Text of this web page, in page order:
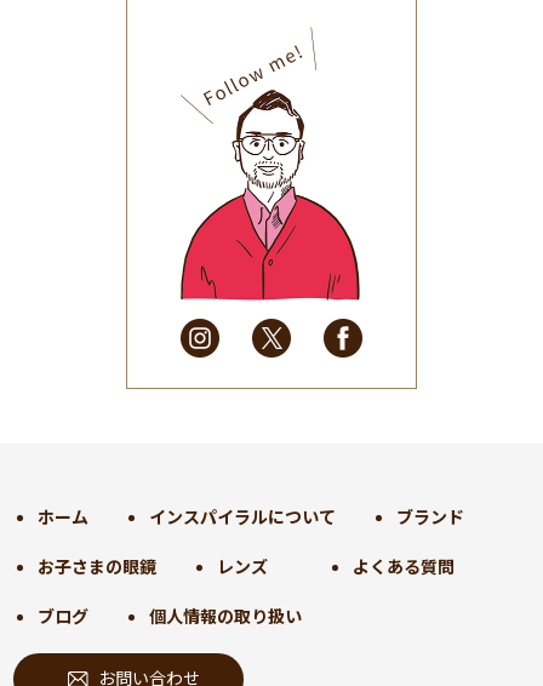
(32)
2025年9月(30)
2025年8月(31)
2025年7月(37)
2025年6月(48)
2025年5月
(41)
2025年4月
(32)
2025年3月(31)
2025年2月
(28)
2025年1月
(34)
2024年9月(30)
2024年7月(31)
2024年6月(30)
2024年5月
ホーム インスパイラルについて ブランド
お子さまの眼鏡 レンズ よくある質問
ブログ 個人情報の取り扱い
お問い合わせ